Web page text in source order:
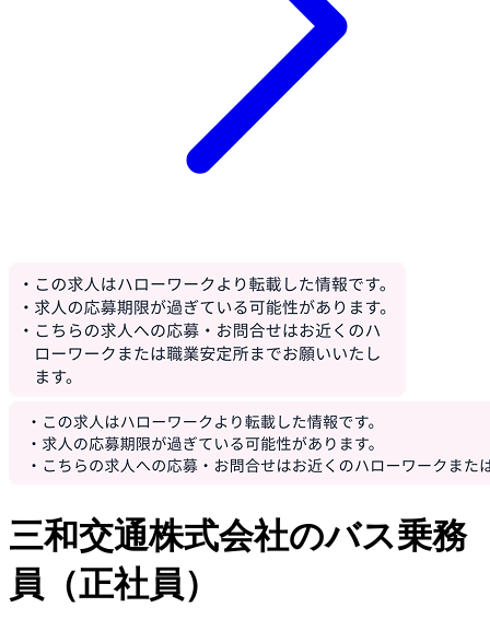
三和交通株式会社のバス乗務
員（正社員）